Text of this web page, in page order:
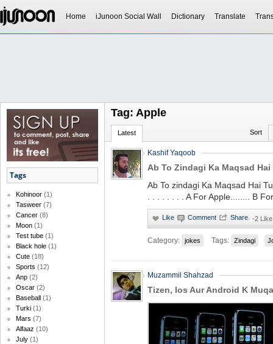
Home iJunoon Social Wall Dictionary Translate
Tags
Kohinoor (1)
Tasweer (7)
Cancer (8)
Moon (1)
Test tube (1)
Black hole (1)
Cute (18)
Sports (12)
Anp (2)
Oscar (2)
Baseball (1)
Turki (1)
Mars (7)
Alfaaz (10)
July (1)
Tag: Apple
Latest Sort
Kashif Yaqoob
Ab To Zindagi Ka Maqsad
Ab To zindagi Ka Maqsad Hai
. . . . . . . . A For Apple........ B
· -2
Category: jokes Tags: Zindagi
Muzammil Shahzad
Tizen, Ios Aur Android K